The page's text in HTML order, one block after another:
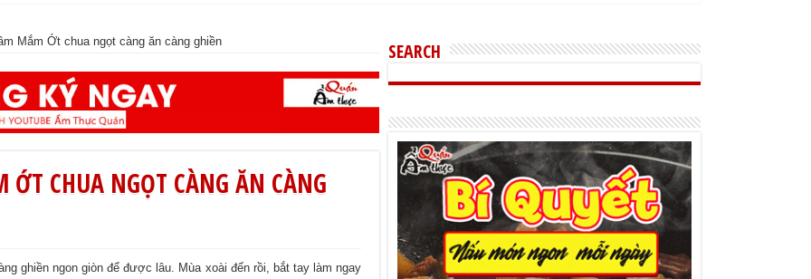
Mắm Ớt chua ngọt càng ăn càng ghiền
CHUA NGỌT CÀNG ĂN CÀNG
ghiền ngon giòn để được lâu. Mùa xoài đến rồi, bắt tay làm ngay
SEARCH